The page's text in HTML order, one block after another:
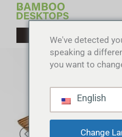
indholdet
We've detected
speaking a
you want to
English
Change